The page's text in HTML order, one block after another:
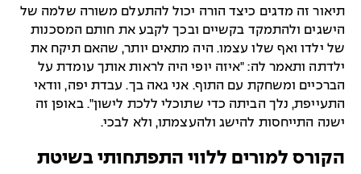
תיאור זה מדגים כיצד הורה יכול להתעלם משורה שלמה של
הישגים ולהתמקד בקשיים ובכך לקבע את חותם המסכנות
של ילדו ואף שלו עצמו. היה מתאים יותר, שהאם תיקח את
ילדתה ותאמר לה: "איזה יופי היה לראות אותך עומדת על
הברכיים ומשחקת עם התוף. אני גאה בך. עבדת יפה, וודאי
התעייפת, נלך הביתה כדי שתוכלי ללכת לישון". באופן זה
ישנה התייחסות להישג ולהעצמתו, ולא לבכי.
הקורס למורים ללווי התפתחותי בשיטת